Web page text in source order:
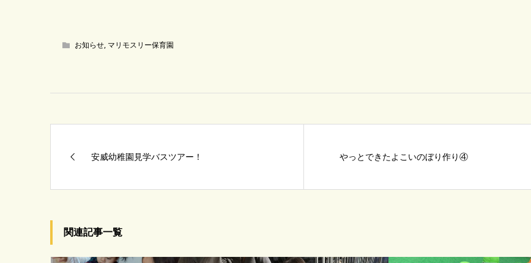
お知らせ, マリモスリー保育園
安威幼稚園見学バスツアー！ やっとできたよこいのぼり作り④
関連記事一覧